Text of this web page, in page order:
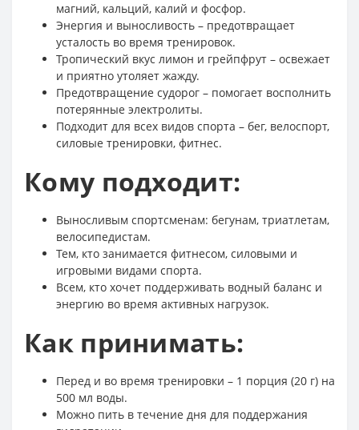
магний, кальций, калий и фосфор.
Энергия и выносливость – предотвращает
усталость во время тренировок.
Тропический вкус лимон и грейпфрут – освежает
и приятно утоляет жажду.
Предотвращение судорог – помогает восполнить
потерянные электролиты.
Подходит для всех видов спорта – бег, велоспорт,
силовые тренировки, фитнес.
Кому подходит:
Выносливым спортсменам: бегунам, триатлетам,
велосипедистам.
Тем, кто занимается фитнесом, силовыми и
игровыми видами спорта.
Всем, кто хочет поддерживать водный баланс и
энергию во время активных нагрузок.
Как принимать:
Перед и во время тренировки – 1 порция (20 г) на
500 мл воды.
Можно пить в течение дня для поддержания